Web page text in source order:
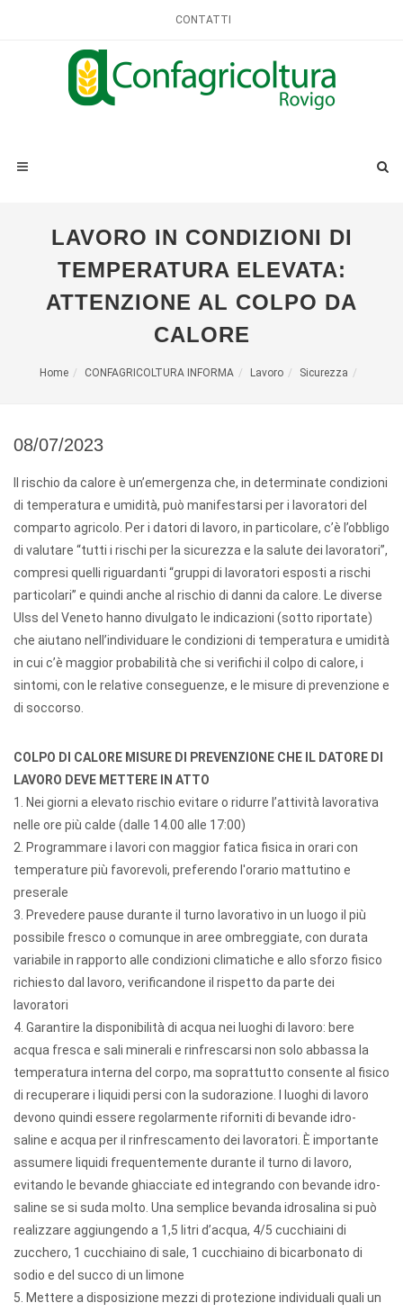
CONTATTI
LAVORO IN CONDIZIONI DI
TEMPERATURA ELEVATA:
ATTENZIONE AL COLPO DA
CALORE
Home CONFAGRICOLTURA INFORMA Lavoro Sicurezza
08/07/2023
Il rischio da calore è un’emergenza che, in determinate condizioni
di temperatura e umidità, può manifestarsi per i lavoratori del
comparto agricolo. Per i datori di lavoro, in particolare, c’è l’obbligo
di valutare “tutti i rischi per la sicurezza e la salute dei lavoratori”,
compresi quelli riguardanti “gruppi di lavoratori esposti a rischi
particolari” e quindi anche al rischio di danni da calore. Le diverse
Ulss del Veneto hanno divulgato le indicazioni (sotto riportate)
che aiutano nell’individuare le condizioni di temperatura e umidità
in cui c’è maggior probabilità che si verifichi il colpo di calore, i
sintomi, con le relative conseguenze, e le misure di prevenzione e
di soccorso.
COLPO DI CALORE MISURE DI PREVENZIONE CHE IL DATORE DI
LAVORO DEVE METTERE IN ATTO
1. Nei giorni a elevato rischio evitare o ridurre l’attività lavorativa
nelle ore più calde (dalle 14.00 alle 17:00)
2. Programmare i lavori con maggior fatica fisica in orari con
temperature più favorevoli, preferendo l'orario mattutino e
preserale
3. Prevedere pause durante il turno lavorativo in un luogo il più
possibile fresco o comunque in aree ombreggiate, con durata
variabile in rapporto alle condizioni climatiche e allo sforzo fisico
richiesto dal lavoro, verificandone il rispetto da parte dei
lavoratori
4. Garantire la disponibilità di acqua nei luoghi di lavoro: bere
acqua fresca e sali minerali e rinfrescarsi non solo abbassa la
temperatura interna del corpo, ma soprattutto consente al fisico
di recuperare i liquidi persi con la sudorazione. I luoghi di lavoro
devono quindi essere regolarmente riforniti di bevande idro-
saline e acqua per il rinfrescamento dei lavoratori. È importante
assumere liquidi frequentemente durante il turno di lavoro,
evitando le bevande ghiacciate ed integrando con bevande idro-
saline se si suda molto. Una semplice bevanda idrosalina si può
realizzare aggiungendo a 1,5 litri d’acqua, 4/5 cucchiaini di
zucchero, 1 cucchiaino di sale, 1 cucchiaino di bicarbonato di
sodio e del succo di un limone
5. Mettere a disposizione mezzi di protezione individuali quali un